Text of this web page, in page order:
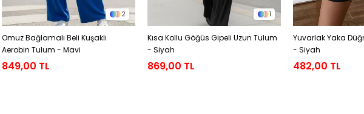
2
Omuz Bağlamalı Beli Kuşaklı
Aerobin Tulum - Mavi
849,00 TL
1
Kısa Kollu Göğüs Gipeli Uzun Tulum
- Siyah
869,00 TL
Yuvarlak Yaka
- Siyah
482,00 TL